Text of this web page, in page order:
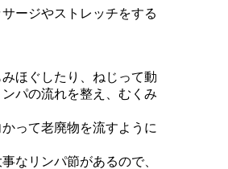
ージやストレッチをする
ほぐしたり、ねじって動
パの流れを整え、むくみ
って老廃物を流すように
なリンパ節があるので、